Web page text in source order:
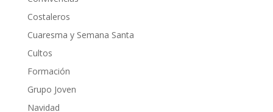
Costaleros
Cuaresma y Semana Santa
Cultos
Formación
Grupo Joven
Navidad